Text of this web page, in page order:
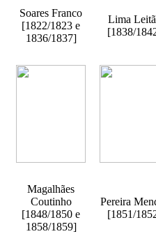
Soares Franco
[1822/1823 e
1836/1837]
Lima
[1838/
Magalhães
Coutinho
[1848/1850 e
1858/1859]
Pereira
[1851/